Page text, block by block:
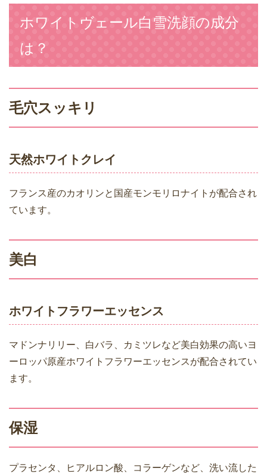
ホワイトヴェール白雪洗顔の成分
は？
毛穴スッキリ
天然ホワイトクレイ
フランス産のカオリンと国産モンモリロナイトが配合され
ています。
美白
ホワイトフラワーエッセンス
マドンナリリー、白バラ、カミツレなど美白効果の高いヨ
ーロッパ原産ホワイトフラワーエッセンスが配合されてい
ます。
保湿
プラセンタ、ヒアルロン酸、コラーゲンなど、洗い流した